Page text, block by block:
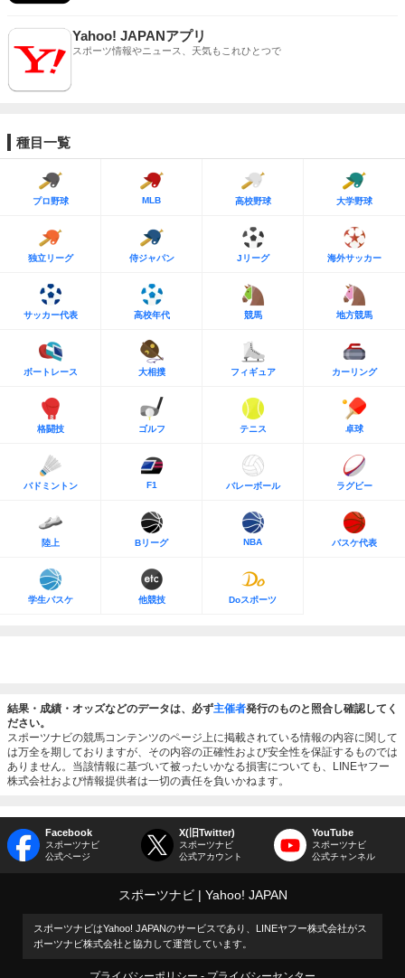
Yahoo! JAPANアプリ
スポーツ情報やニュース、天気もこれひとつで
種目一覧
プロ野球 MLB 高校野球 大学野球
独立リーグ 侍ジャパン Jリーグ 海外サッカー
サッカー代表 高校年代 競馬 地方競馬
ボートレース 大相撲 フィギュア カーリング
格闘技 ゴルフ テニス 卓球
バドミントン F1 バレーボール ラグビー
陸上 Bリーグ NBA バスケ代表
学生バスケ 他競技 Doスポーツ
結果・成績・オッズなどのデータは、必ず主催者発行のものと照合し確認してく
ださい。
スポーツナビの競馬コンテンツのページ上に掲載されている情報の内容に関して
は万全を期しておりますが、その内容の正確性および安全性を保証するものでは
ありません。当該情報に基づいて被ったいかなる損害についても、LINEヤフー
株式会社および情報提供者は一切の責任を負いかねます。
Facebook
スポーツナビ
公式ページ
X(旧Twitter)
スポーツナビ
公式アカウント
YouTube
スポーツナビ
公式チャンネル
スポーツナビ Yahoo! JAPAN
スポーツナビはYahoo! JAPANのサービスであり、LINEヤフー株式会社がス
ポーツナビ株式会社と協力して運営しています。